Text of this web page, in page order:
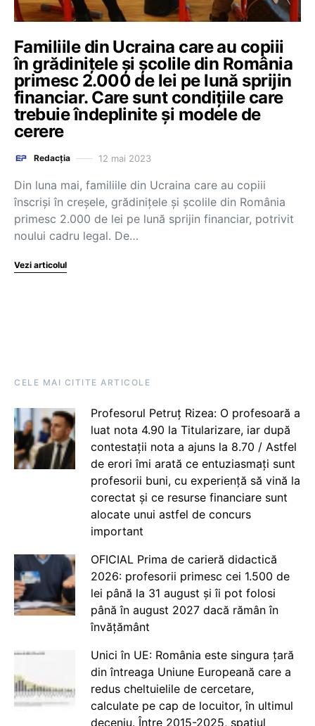
Familiile din Ucraina care au copiii
în grădinițele și școlile din România
primesc 2.000 de lei pe lună sprijin
financiar. Care sunt condițiile care
trebuie îndeplinite și modele de
cerere
Redacția 12 mai 2023
Din luna mai, familiile din Ucraina care au copiii
înscriși în creșele, grădinițele și școlile din România
primesc 2.000 de lei pe lună sprijin financiar, potrivit
noului cadru legal. De…
Vezi articolul
CELE MAI CITITE ARTICOLE
Profesorul Petruț Rizea: O profesoară a
luat nota 4.90 la Titularizare, iar după
contestații nota a ajuns la 8.70 / Astfel
de erori îmi arată ce entuziasmați sunt
profesorii buni, cu experiență să vină la
corectat și ce resurse financiare sunt
alocate unui astfel de concurs
important
OFICIAL Prima de carieră didactică
2026: profesorii primesc cei 1.500 de
lei până la 31 august și îi pot folosi
până în august 2027 dacă rămân în
învățământ
Unici în UE: România este singura țară
din întreaga Uniune Europeană care a
redus cheltuielile de cercetare,
calculate pe cap de locuitor, în ultimul
deceniu. Între 2015-2025, spațiul